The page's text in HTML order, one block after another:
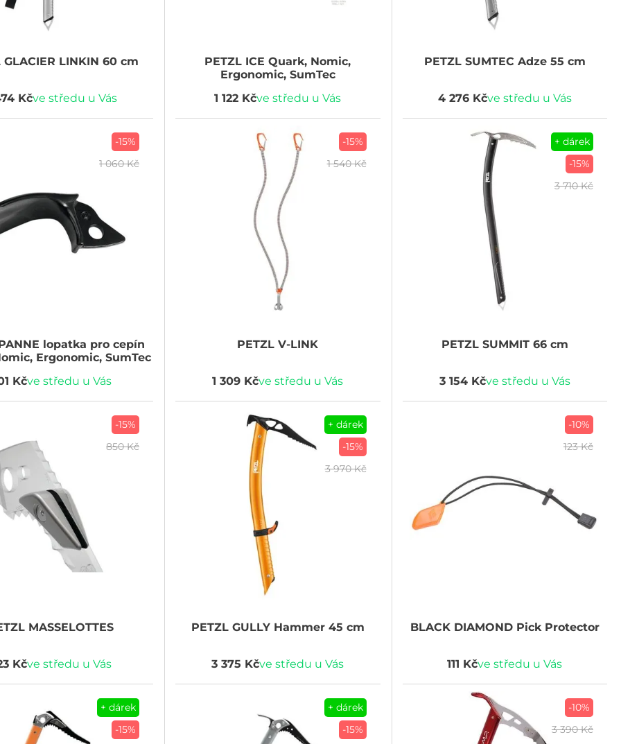
GLACIER LINKIN 60 cm
Kčve středu u Vás
PETZL ICE Quark, Nomic,
Ergonomic, SumTec
1 122 Kčve středu u Vás
PETZLSUMTEC Adze 55 cm
4 276 Kčve středu u Vás
-15%
1 060 Kč
lopatka pro cepín
Ergonomic, SumTec
Kčve středu u Vás
-15%
1 540 Kč
PETZL V-LINK
1 309 Kčve středu u Vás
+ dárek
-15%
3 710 Kč
PETZLSUMMIT 66 cm
3 154 Kčve středu u Vás
-15%
850 Kč
MASSELOTTES
Kčve středu u Vás
+ dárek
-15%
3 970 Kč
PETZLGULLY Hammer 45 cm
3 375 Kčve středu u Vás
-10%
123 Kč
BLACK DIAMONDPick Protector
111 Kčve středu u Vás
+ dárek
-15%
+ dárek
-15%
-10%
3 390 Kč